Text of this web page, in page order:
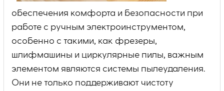
обеспечения комфорта и безопасности при
работе с ручным электроинструментом,
особенно с такими, как фрезеры,
шлифмашины и циркулярные пилы, важным
элементом являются системы пылеудаления.
Они не только поддерживают чистоту